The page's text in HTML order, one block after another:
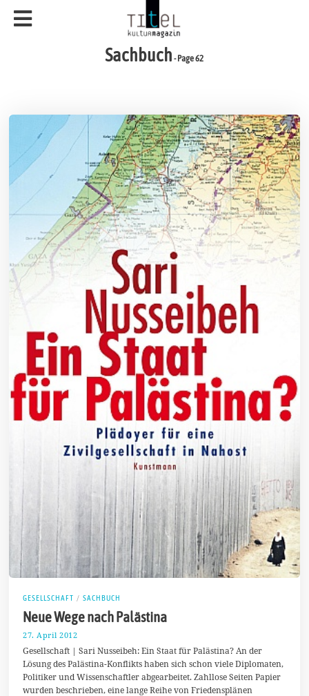
Sachbuch - Page 62
GESELLSCHAFT / SACHBUCH
Neue Wege nach Palästina
27. April 2012
.
F
e
b
r
Gesellschaft | Sari Nusseibeh: Ein Staat für Palästina? An der
Lösung des Palästina-Konflikts haben sich schon viele Diplomaten,
Politiker und Wissenschaftler abgearbeitet. Zahllose Seiten Papier
wurden beschrieben, eine lange Reihe von Friedensplänen